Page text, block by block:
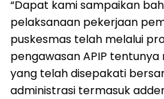
“Dapat kami sampaikan
pelaksanaan pekerjaan
puskesmas telah melalui
pengawasan APIP
yang telah disepakati
administrasi termasuk